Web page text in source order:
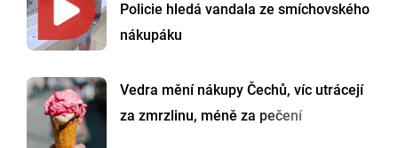
Policie hledá vandala ze smíchovského
nákupáku
Vedra mění nákupy Čechů, víc utrácejí
za zmrzlinu, méně za pečení